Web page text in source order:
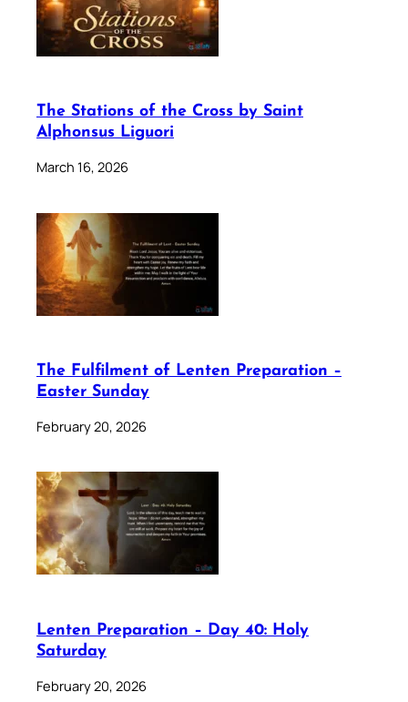
The Stations of the Cross by Saint
Alphonsus Liguori
March 16, 2026
The Fulfilment of Lenten Preparation –
Easter Sunday
February 20, 2026
Lenten Preparation – Day 40: Holy
Saturday
February 20, 2026